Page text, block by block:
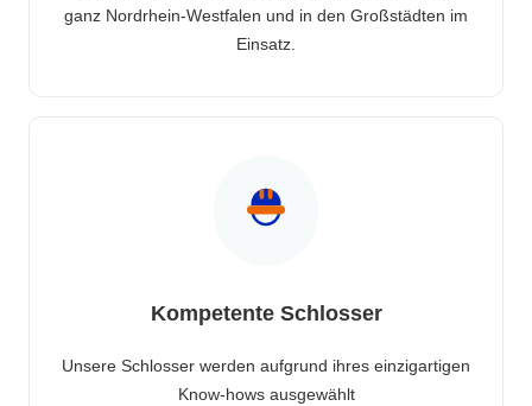
ganz Nordrhein-Westfalen und in den Großstädten im
Einsatz.
Kompetente Schlosser
Unsere Schlosser werden aufgrund ihres einzigartigen
Know-hows ausgewählt